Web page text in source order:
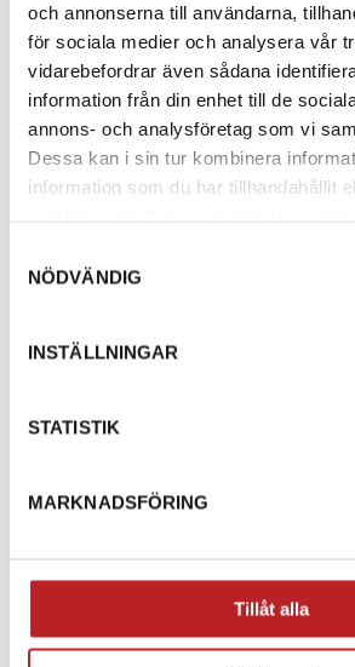
och annonserna till användarna,
för sociala medier och analysera vår
vidarebefordrar även sådana
information från din enhet till de
annons- och analysföretag som vi
Dessa kan i sin tur kombinera
information som du har tillhandahållit
NÖDVÄNDIG
INSTÄLLNINGAR
STATISTIK
MARKNADSFÖRING
Tillåt alla
1013221
4-10 dagar